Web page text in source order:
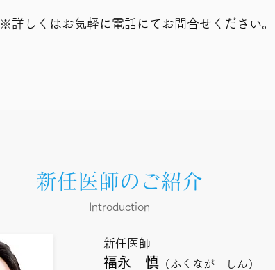
※詳しくはお気軽に電話にてお問合せください。
新任医師のご紹介
Introduction
新任医師
福永 慎 （ ふくなが しん）